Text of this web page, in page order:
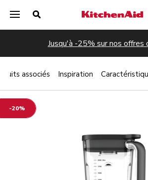
Jusqu'à -25% sur nos offres
-20%
associés Inspiration